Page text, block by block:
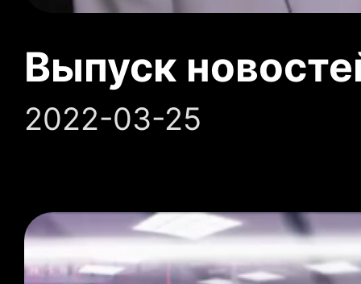
Выпуск
2022-03-25